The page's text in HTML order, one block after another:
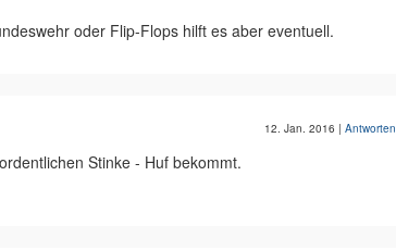
oder Flip-Flops hilft es aber eventuell.
12. Jan. 2016 | Antworten
Stinke - Huf bekommt.